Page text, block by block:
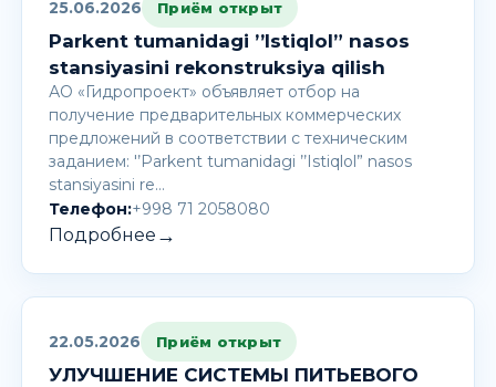
25.06.2026 Приём открыт
Parkent tumanidagi ’’Istiqlol” nasos
stansiyasini rekonstruksiya qilish
АО «Гидропроект» объявляет отбор на
получение предварительных коммерческих
предложений в соответствии с техническим
заданием: '’Parkent tumanidagi ’’Istiqlol” nasos
stansiyasini re…
Телефон:+998 71 2058080
Подробнее →
22.05.2026 Приём открыт
УЛУЧШЕНИЕ СИСТЕМЫ ПИТЬЕВОГО